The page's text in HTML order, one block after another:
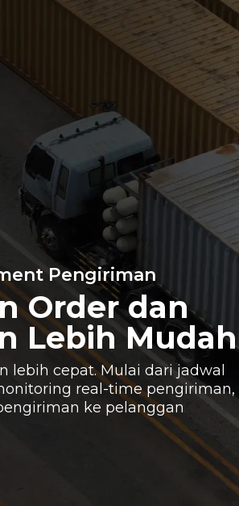
Pengiriman
Order dan
Lebih Mudah
lebih cepat. Mulai dari jadwal
real-time pengiriman,
ke pelanggan